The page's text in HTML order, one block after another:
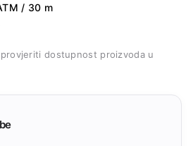
/ 30 m
dostupnost proizvoda u